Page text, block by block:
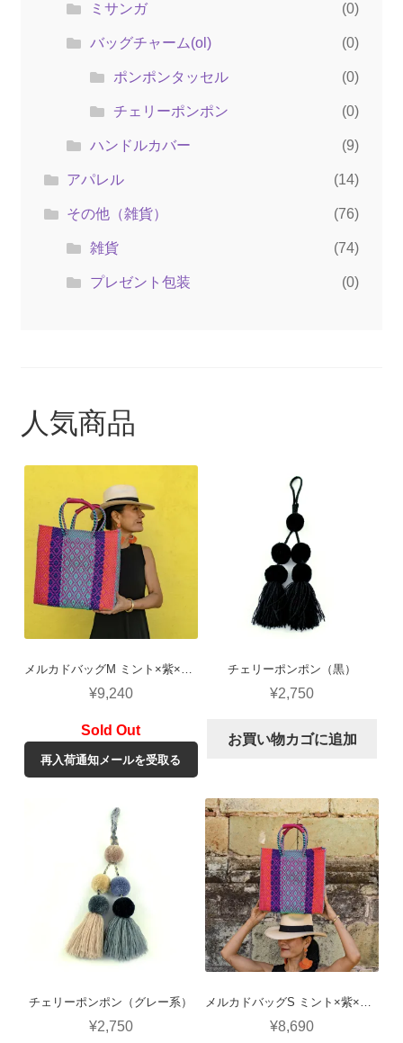
ミサンガ (0)
バッグチャーム(ol) (0)
ポンポンタッセル (0)
チェリーポンポン (0)
ハンドルカバー (9)
アパレル (14)
その他（雑貨） (76)
雑貨 (74)
プレゼント包装 (0)
人気商品
¥9,240
再入荷通知メールを受取る
チェリーポンポン（黒）
¥2,750
お買い物カゴに追加
チェリーポンポン（グレー系）
¥2,750 ¥8,690